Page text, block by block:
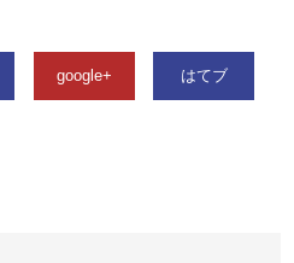
google+ はてブ